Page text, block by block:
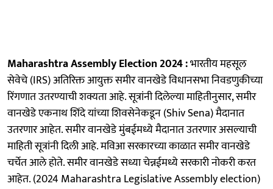
Maharashtra Assembly Election 2024 :भारतीय महसूल
सेवेचे (IRS) अतिरिक्त आयुक्त समीर वानखेडे विधानसभा निवडणुकीच्या
रिंगणात उतरण्याची शक्यता आहे. सूत्रांनी दिलेल्या माहितीनुसार, समीर
वानखेडे एकनाथ शिंदे यांच्या शिवसेनेकडून (Shiv Sena) मैदानात
उतरणार आहेत. समीर वानखेडे मुंबईमध्ये मैदानात उतरणार असल्याची
माहिती सूत्रांनी दिली आहे. मविआ सरकारच्या काळात समीर वानखेडे
चर्चेत आले होते. समीर वानखेडे सध्या चेन्नईमध्ये सरकारी नोकरी करत
आहेत. (2024 Maharashtra Legislative Assembly election)